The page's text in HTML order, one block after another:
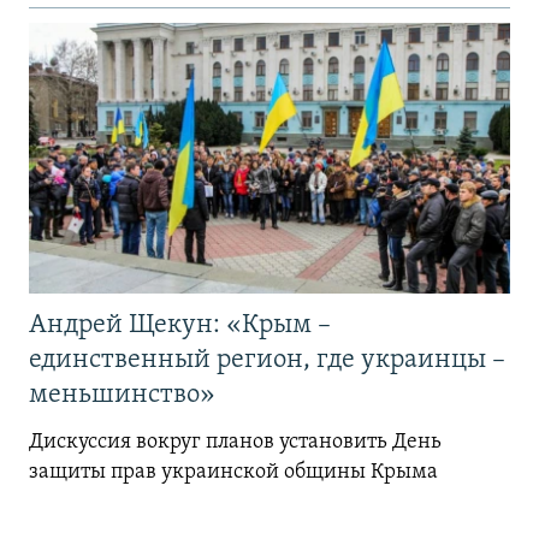
Андрей Щекун: «Крым –
единственный регион, где украинцы –
меньшинство»
Дискуссия вокруг планов установить День
защиты прав украинской общины Крыма